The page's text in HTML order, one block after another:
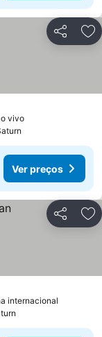
Partilhar
vivoVer preços
Ver preços
Partilhar
internacional